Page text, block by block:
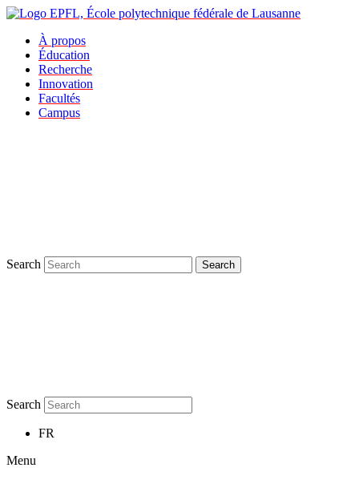
À propos
Éducation
Recherche
Innovation
Facultés
Campus
Search Search
Search
FR
Menu